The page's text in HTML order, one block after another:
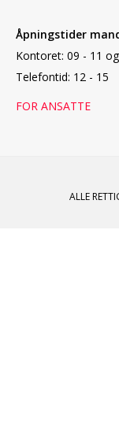
Åpningstider
Kontoret: 09 - 11
Telefontid: 12 - 15
FOR ANSATTE
ALLE